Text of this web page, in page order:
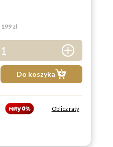
199 zł
1
5
Do koszyka
Oblicz raty